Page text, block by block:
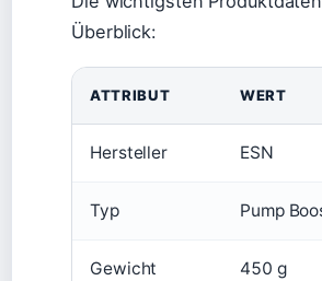
Überblick:
ATTRIBUT WERT
Hersteller ESN
Typ Pump
Gewicht 450 g